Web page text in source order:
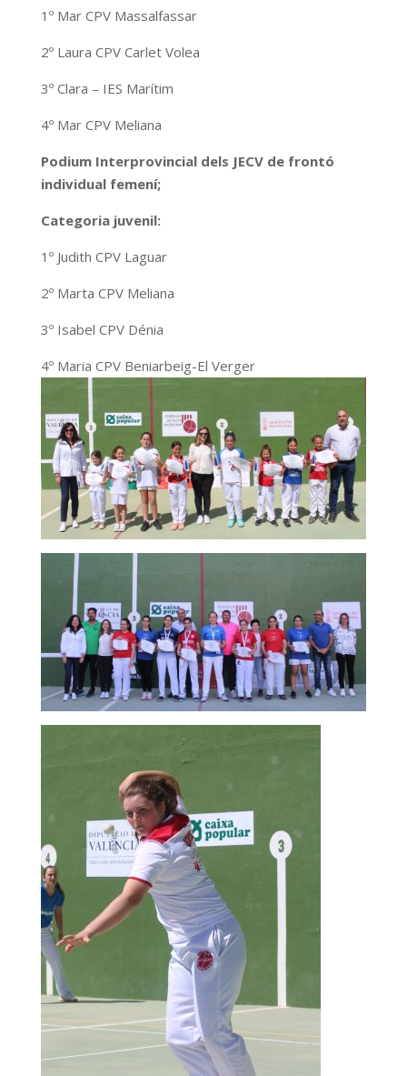
1º Mar CPV Massalfassar
2º Laura CPV Carlet Volea
3º Clara – IES Marítim
4º Mar CPV Meliana
Podium Interprovincial dels JECV de frontó
individual femení;
Categoria juvenil:
1º Judith CPV Laguar
2º Marta CPV Meliana
3º Isabel CPV Dénia
4º Maria CPV Beniarbeig-El Verger